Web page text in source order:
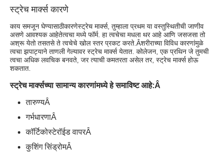
स्ट्रेच मार्क्स कारणे
काय समजून घेण्यासाठीकारणेस्ट्रेच मार्क्स, तुम्हाला प्रथम या वस्तुस्थितीची जाणीव
असणे आवश्यक आहेतेत्वचा मध्ये फॉर्म. हा त्वचेचा मधला थर आहे आणि जसजसा तो
अश्रू येतो तसतसे ते त्वचेचे खोल स्तर प्रकट करते. Âशरीराच्या विविध कारणांमुळे
त्वचा झपाट्याने ताणली गेल्यावर स्ट्रेच मार्क्स येतात. कोलेजन, एक प्रथिन जे तुमची
त्वचा अधिक लवचिक बनवते, जर त्याची कमतरता असेल तर, स्ट्रेच मार्क्स होऊ
शकतात.
स्ट्रेच मार्क्सच्या सामान्य कारणांमध्ये हे समाविष्ट आहे:Â
तारुण्यÂ
गर्भधारणाÂ
कॉर्टिकोस्टेरॉईड वापरÂ
कुशिंग सिंड्रोमÂ